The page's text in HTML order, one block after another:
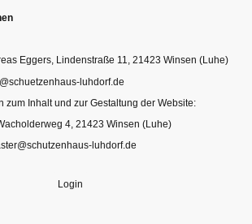
Eggers, Lindenstraße 11, 21423 Winsen (Luhe)
luhdorf.de
zum Inhalt und zur Gestaltung der Website:
4, 21423 Winsen (Luhe)
luhdorf.de
Login